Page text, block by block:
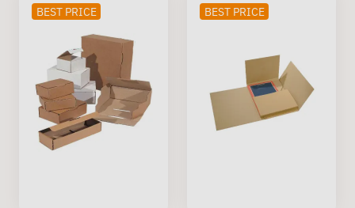
BEST PRICE BEST PRICE